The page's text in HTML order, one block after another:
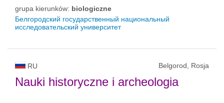
grupa kierunków: biologiczne
Белгородский государственный национальный
исследовательский университет
RU Belgorod, Rosja
Nauki historyczne i archeologia